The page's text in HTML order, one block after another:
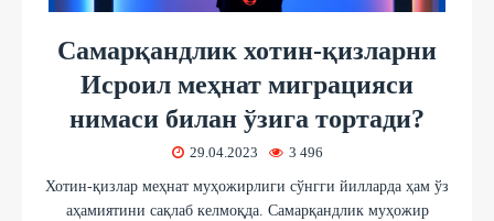
Самарқандлик хотин-қизларни
Исроил меҳнат миграцияси
нимаси билан ўзига тортади?
29.04.2023 3 496
Хотин-қизлар меҳнат муҳожирлиги сўнгги йилларда ҳам ўз
аҳамиятини сақлаб келмоқда. Самарқандлик муҳожир